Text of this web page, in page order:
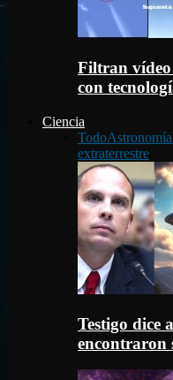
Filtran vídeo
con
Ciencia
TodoAstronomía
extraterrestre
Testigo dice
encontraron